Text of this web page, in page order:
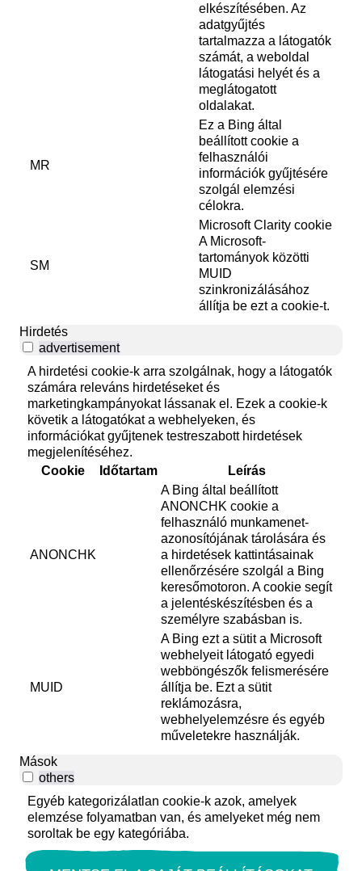
elkészítésében. Az
adatgyűjtés
tartalmazza a látogatók
számát, a weboldal
látogatási helyét és a
meglátogatott
oldalakat.
MR
Ez a Bing által
beállított cookie a
felhasználói
információk gyűjtésére
szolgál elemzési
célokra.
SM
Microsoft Clarity cookie
A Microsoft-
tartományok közötti
MUID
szinkronizálásához
állítja be ezt a cookie-t.
Hirdetés
advertisement
A hirdetési cookie-k arra szolgálnak, hogy a látogatók
számára releváns hirdetéseket és
marketingkampányokat lássanak el. Ezek a cookie-k
követik a látogatókat a webhelyeken, és
információkat gyűjtenek testreszabott hirdetések
megjelenítéséhez.
Cookie
Időtartam Leírás
ANONCHK
A Bing által beállított
ANONCHK cookie a
felhasználó munkamenet-
azonosítójának tárolására és
a hirdetések kattintásainak
ellenőrzésére szolgál a Bing
keresőmotoron. A cookie segít
a jelentéskészítésben és a
személyre szabásban is.
MUID
A Bing ezt a sütit a Microsoft
webhelyeit látogató egyedi
webböngészők felismerésére
állítja be. Ezt a sütit
reklámozásra,
webhelyelemzésre és egyéb
műveletekre használják.
Mások
others
Egyéb kategorizálatlan cookie-k azok, amelyek
elemzése folyamatban van, és amelyeket még nem
soroltak be egy kategóriába.